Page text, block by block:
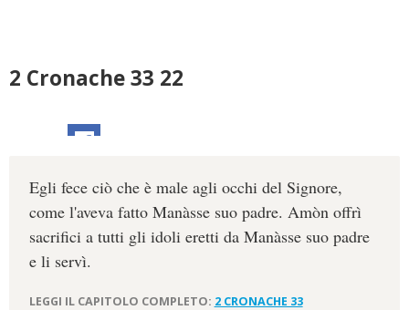
2 Cronache 33 22
Egli fece ciò che è male agli occhi del Signore,
come l'aveva fatto Manàsse suo padre. Amòn offrì
sacrifici a tutti gli idoli eretti da Manàsse suo padre
e li servì.
LEGGI IL CAPITOLO COMPLETO: 2 CRONACHE 33